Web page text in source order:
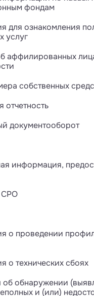
фондам
для ознакомления
услуг
аффилированных
собственных
отчетность
документооборот
информация,
СРО
о проведении
о технических сбоях
обнаружении
и (или)